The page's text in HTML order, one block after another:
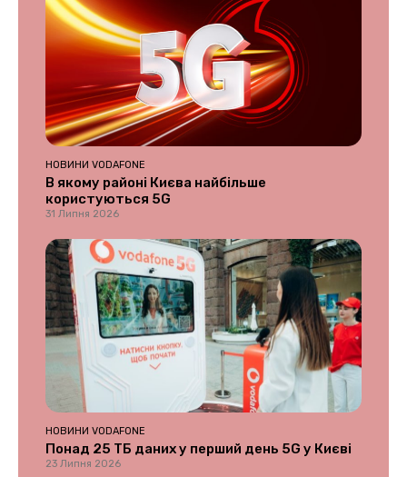
НОВИНИ VODAFONE
В якому районі Києва найбільше
користуються 5G
31 Липня 2026
НОВИНИ VODAFONE
Понад 25 ТБ даних у перший день 5G у Києві
23 Липня 2026